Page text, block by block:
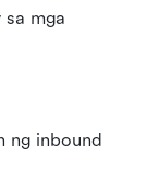
sa mga
ng inbound